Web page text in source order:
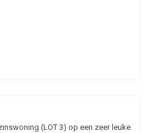
(LOT 3) op een zeer leuke